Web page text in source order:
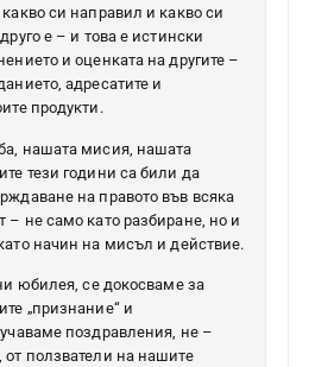
си направил и какво си
е – и това е истински
и оценката на другите –
адресатите и
продукти.
нашата мисия, нашата
тези години са били да
на правото във всяка
– не само като разбиране, но и
начин на мисъл и действие.
юбилея, се докосваме за
„признание“ и
поздравления, не –
ползватели на нашите